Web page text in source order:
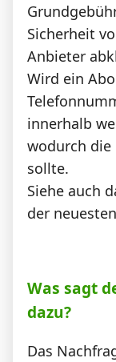
Sicherheit
Anbieter
Wird ein
innerhalb
wodurch die
sollte.
Siehe auch
der
Was sagt
dazu?
Das